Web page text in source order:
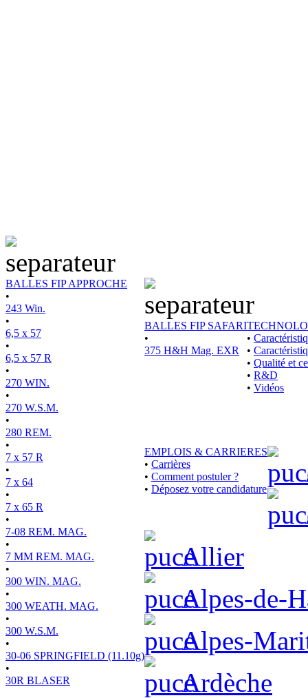
BALLES FIP APPROCHE
•
243 Win.
•
6,5 x 57
•
6,5 x 57 R
•
270 WIN.
•
270 W.S.M.
•
280 REM.
•
7 x 57 R
•
7 x 64
•
7 x 65 R
•
7-08 REM. MAG.
•
7 MM REM. MAG.
•
300 WIN. MAG.
•
300 WEATH. MAG.
•
300 W.S.M.
•
30-06 SPRINGFIELD (11.10g)
•
30R BLASER
BALLES FIP SAFARI
•
375 H&H Mag. EXR
•
•
• Qualité et
• R&D
• Vidéos
EMPLOIS & CARRIERES
• Carrières
• Comment postuler ?
• Déposez votre candidature
Allier
Alpes-de-
Alpes-
Ardèche